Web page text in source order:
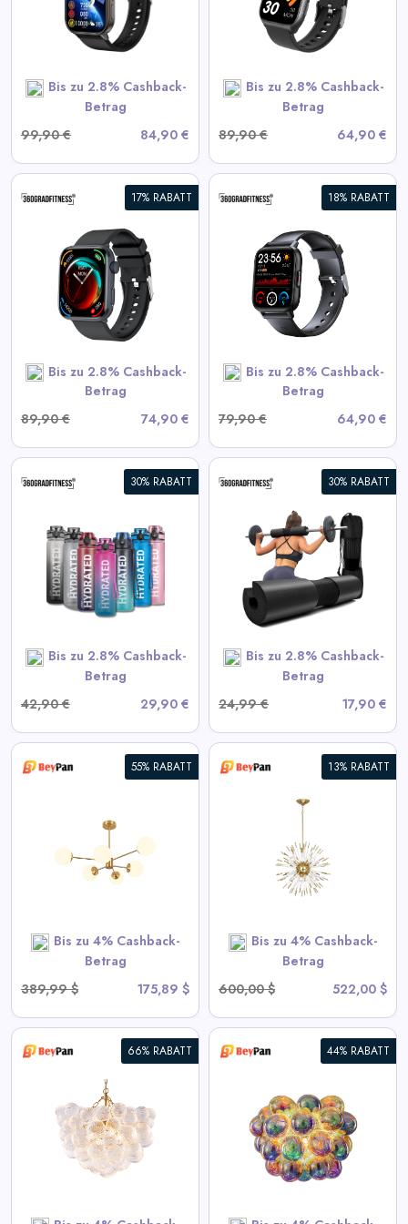
Bis zu 2.8% Cashback-
Betrag
99,90 €
84,90 €
Bis zu 2.8% Cashback-
Betrag
89,90 €
64,90 €
View All 360GradFitness
Deals
SHOP NOW
17% RABATT
Bis zu 2.8% Cashback-
Betrag
89,90 €
74,90 €
18% RABATT
Bis zu 2.8% Cashback-
Betrag
79,90 €
64,90 €
360° FITSmartWatch PRO3
View All 360GradFitness
Deals
SHOP NOW
30% RABATT
Bis zu 2.8% Cashback-
Betrag
42,90 €
29,90 €
30% RABATT
Bis zu 2.8% Cashback-
Betrag
24,99 €
17,90 €
360° Langhantel-Polster
View All 360GradFitness
Deals
SHOP NOW
55% RABATT
Bis zu 4% Cashback-
Betrag
389,99 $
175,89 $
13% RABATT
Bis zu 4% Cashback-
Betrag
600,00 $
522,00 $
Kronleuchter - Goldene
Sputnik-Hängelampe
View All BeyPan Deals
SHOP NOW
66% RABATT 44% RABATT
Blubbernde Deckenleuchte mit
irisierendem Cognac getöntem
View All BeyPan Deals